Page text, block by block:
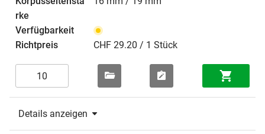
CHF 29.20 / 1 Stück
Details anzeigen